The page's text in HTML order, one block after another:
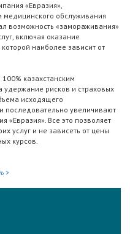
«Евразия»,
медицинского обслуживания
возможность «замораживания»
включая оказание
наиболее зависит от
казахстанским
удержание рисков и страховых
исходящего
последовательно увеличивают
«Евразия». Все это позволяет
услуг и не зависеть от цены
курсов.
>